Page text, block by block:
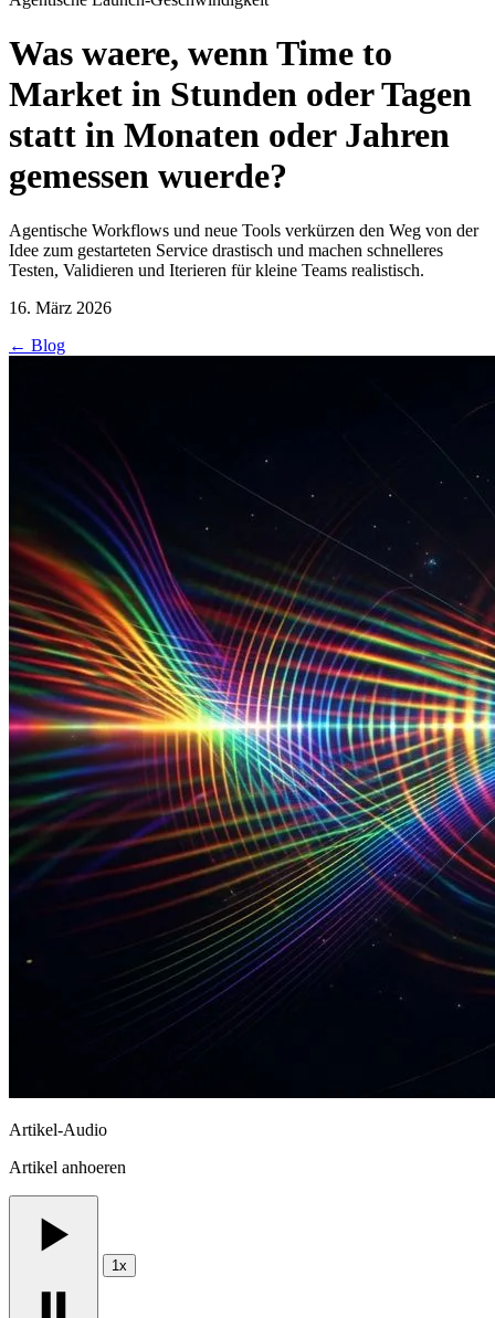
Was waere, wenn Time to
Market in Stunden oder Tagen
statt in Monaten oder Jahren
gemessen wuerde?
Agentische Workflows und neue Tools verkürzen den Weg von der
Idee zum gestarteten Service drastisch und machen schnelleres
Testen, Validieren und Iterieren für kleine Teams realistisch.
16. März 2026
← Blog
Artikel-Audio
Artikel anhoeren
1x